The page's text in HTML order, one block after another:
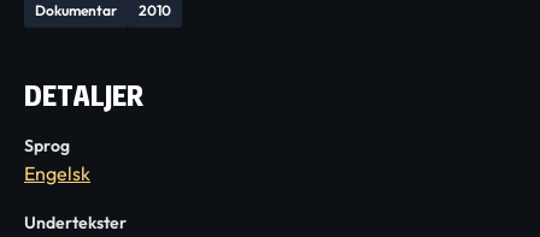
Dokumentar 2010
DETALJER
Sprog
Engelsk
Undertekster